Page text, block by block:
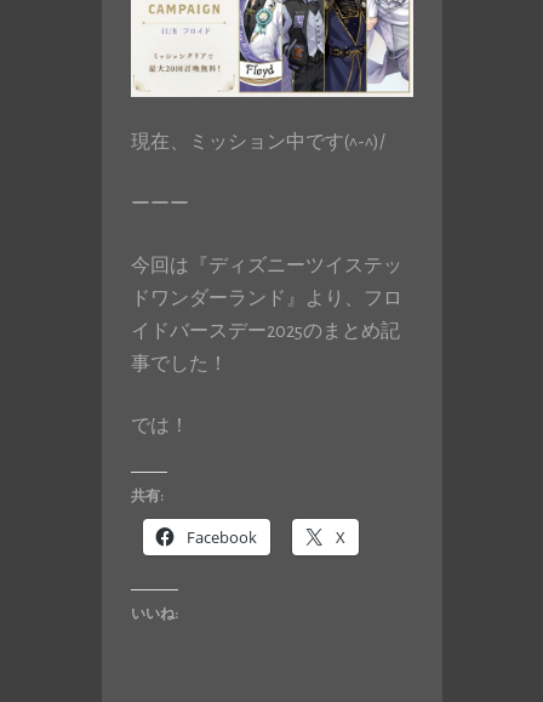
現在、ミッション中です(^-^)/
ーーー
今回は『ディズニーツイステッ
ドワンダーランド』より、フロ
イドバースデー2025のまとめ記
事でした！
では！
共有:
Facebook X
いいね: